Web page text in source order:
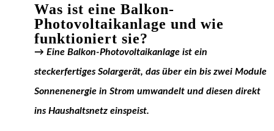
Was ist eine Balkon-
Photovoltaikanlage und wie
funktioniert sie?
→ Eine Balkon-Photovoltaikanlage ist ein
steckerfertiges Solargerät, das über ein bis zwei Module
Sonnenenergie in Strom umwandelt und diesen direkt
ins Haushaltsnetz einspeist.